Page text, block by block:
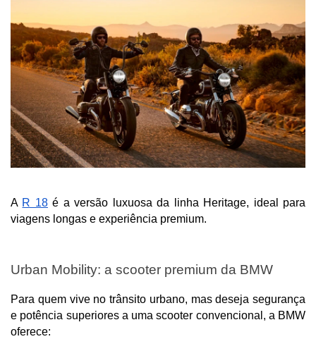
A R 18 é a versão luxuosa da linha Heritage, ideal para
viagens longas e experiência premium.
Urban Mobility: a scooter premium da BMW
Para quem vive no trânsito urbano, mas deseja segurança
e potência superiores a uma scooter convencional, a BMW
oferece: